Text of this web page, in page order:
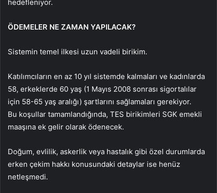
hedefleniyor.
ÖDEMELER NE ZAMAN YAPILACAK?
Sistemin temel ilkesi uzun vadeli birikim.
Katılımcıların en az 10 yıl sistemde kalmaları ve kadınlarda
58, erkeklerde 60 yaş (1 Mayıs 2008 sonrası sigortalılar
için 58-65 yaş aralığı) şartlarını sağlamaları gerekiyor.
Bu koşullar tamamlandığında, TES birikimleri SGK emekli
maaşına ek gelir olarak ödenecek.
Doğum, evlilik, askerlik veya hastalık gibi özel durumlarda
erken çekim hakkı konusundaki detaylar ise henüz
netleşmedi.